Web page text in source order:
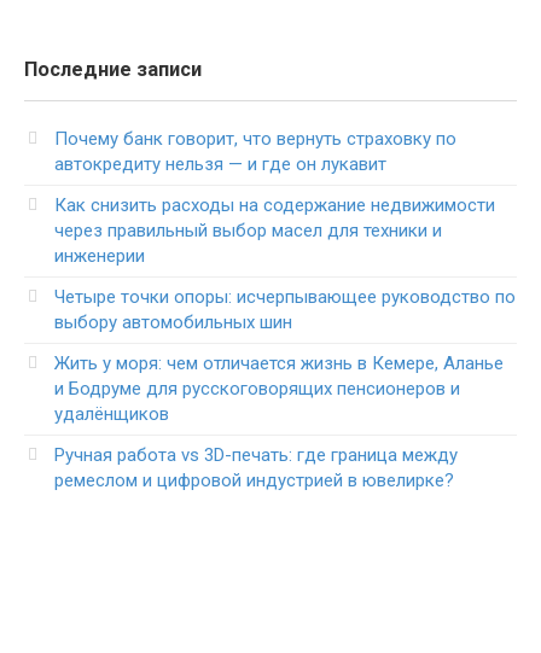
Последние записи
Почему банк говорит, что вернуть страховку по
автокредиту нельзя — и где он лукавит
Как снизить расходы на содержание недвижимости
через правильный выбор масел для техники и
инженерии
Четыре точки опоры: исчерпывающее руководство по
выбору автомобильных шин
Жить у моря: чем отличается жизнь в Кемере, Аланье
и Бодруме для русскоговорящих пенсионеров и
удалёнщиков
Ручная работа vs 3D-печать: где граница между
ремеслом и цифровой индустрией в ювелирке?